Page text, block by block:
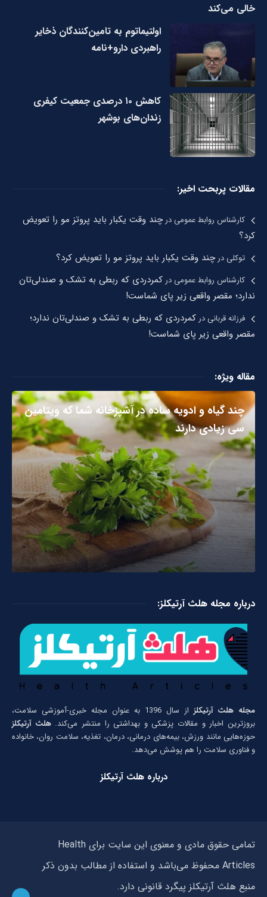
خالی می‌کند
اولتیماتوم به تامین‌کنندگان ذخایر
راهبردی دارو+نامه
کاهش ۱۰ درصدی جمعیت کیفری
زندان‌های بوشهر
مقالات پربحت اخیر:
کارشناس روابط عمومیدرچند وقت یکبار باید پروتز مو را تعویض
کرد؟
توکلیدرچند وقت یکبار باید پروتز مو را تعویض کرد؟
کارشناس روابط عمومیدر کمردردی که ربطی به تشک و صندلی‌تان
ندارد؛ مقصر واقعی زیر پای شماست!
فرزانه قربانیدر کمردردی که ربطی به تشک و صندلی‌تان ندارد؛
مقصر واقعی زیر پای شماست!
مقاله ویژه:
چند گیاه و ادویه ساده در آشپزخانه شما که ویتامین
سی زیادی دارند
درباره مجله هلث آرتیکلز:
مجله هلث آرتیکلز
از سال 1396 به عنوان مجله خبری-آموزشی سلامت،
بروزترین اخبار و مقالات پزشکی و بهداشتی را منتشر می‌کند.هلث آرتیکلز
حوزه‌هایی مانند ورزش، بیمه‌های درمانی، درمان، تغذیه، سلامت روان، خانواده
و فناوری سلامت را هم پوشش می‌دهد.
درباره هلث آرتیکلز
تمامی حقوق مادی و معنوی این سایت برای Health
Articles محفوظ می‌باشد و استفاده از مطالب بدون ذکر
منبع هلث آرتیکلز پیگرد قانونی دارد.